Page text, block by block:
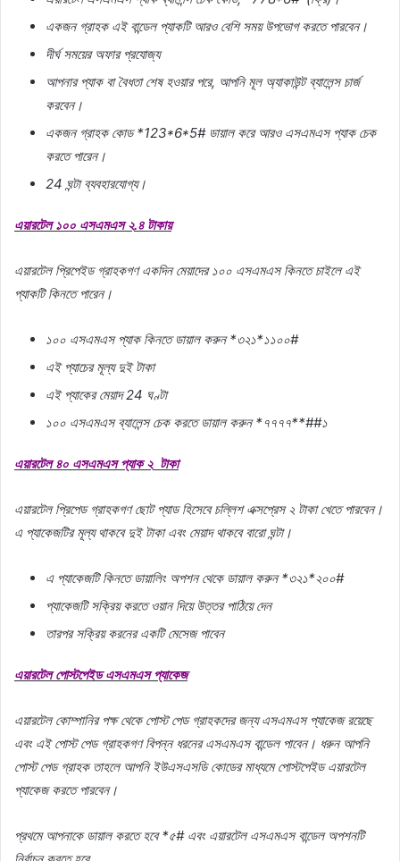
একজন গ্রাহক এই বান্ডেল প্যাকটি আরও বেশি সময় উপভোগ করতে পারবেন।
দীর্ঘ সময়ের অফার প্রযোজ্য
আপনার প্যাক বা বৈধতা শেষ হওয়ার পরে, আপনি মূল অ্যাকাউন্ট ব্যালেন্স চার্জ
করবেন।
একজন গ্রাহক কোড*123*6*5# ডায়াল করে আরও এসএমএস প্যাক চেক
করতে পারেন।
24 ঘন্টা ব্যবহারযোগ্য।
এয়ারটেল ১০০ এসএমএস ২.৪ টাকায়
এয়ারটেল প্রিপেইড গ্রাহকগণ একদিন মেয়াদের ১০০ এসএমএস কিনতে চাইলে এই
প্যাকটি কিনতে পারেন।
১০০ এসএমএস প্যাক কিনতে ডায়াল করুন*৩২১*১১০০#
এই প্যাচের মূল্য দুই টাকা
এই প্যাকের মেয়াদ24 ঘণ্টা
১০০ এসএমএস ব্যালেন্স চেক করতে ডায়াল করুন*৭৭৭৭**##১
এয়ারটেল ৪০ এসএমএস প্যাক ২ টাকা
এয়ারটেল প্রিপেড গ্রাহকগণ ছোট প্যাড হিসেবে চল্লিশ এক্সপ্রেস ২ টাকা খেতে পারবেন।
এ প্যাকেজটির মূল্য থাকবে দুই টাকা এবং মেয়াদ থাকবে বারো ঘন্টা।
এ প্যাকেজটি কিনতে ডায়ালিং অপশন থেকে ডায়াল করুন*৩২১*২০০#
প্যাকেজটি সক্রিয় করতে ওয়ান দিয়ে উত্তর পাঠিয়ে দেন
তারপর সক্রিয় করনের একটি মেসেজ পাবেন
এয়ারটেল পোস্টপেইড এসএমএস প্যাকেজ
এয়ারটেল কোম্পানির পক্ষ থেকে পোস্ট পেড গ্রাহকদের জন্য এসএমএস প্যাকেজ রয়েছে
এবং এই পোস্ট পেড গ্রাহকগণ বিপন্ন ধরনের এসএমএস বান্ডেল পাবেন। ধরুন আপনি
পোস্ট পেড গ্রাহক তাহলে আপনি ইউএসএসডি কোডের মাধ্যমে পোস্টপেইড এয়ারটেল
প্যাকেজ করতে পারবেন।
প্রথমে আপনাকে ডায়াল করতে হবে*৫# এবং এয়ারটেল এসএমএস বান্ডেল অপশনটি